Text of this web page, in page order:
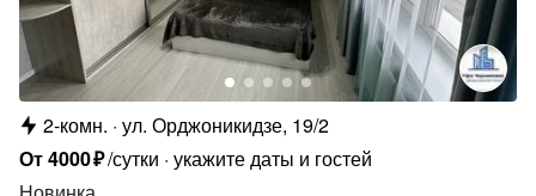
2-комн. ул. Орджоникидзе, 19/2
От4000₽/сутки укажите даты и гостей